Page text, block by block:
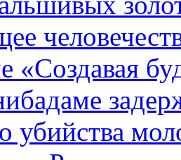
«Создавая
убийства